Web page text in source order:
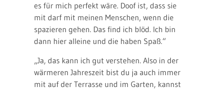
es für mich perfekt wäre. Doof ist, dass sie
mit darf mit meinen Menschen, wenn die
spazieren gehen. Das find ich blöd. Ich bin
dann hier alleine und die haben Spaß.“
„Ja, das kann ich gut verstehen. Also in der
wärmeren Jahreszeit bist du ja auch immer
mit auf der Terrasse und im Garten, kannst